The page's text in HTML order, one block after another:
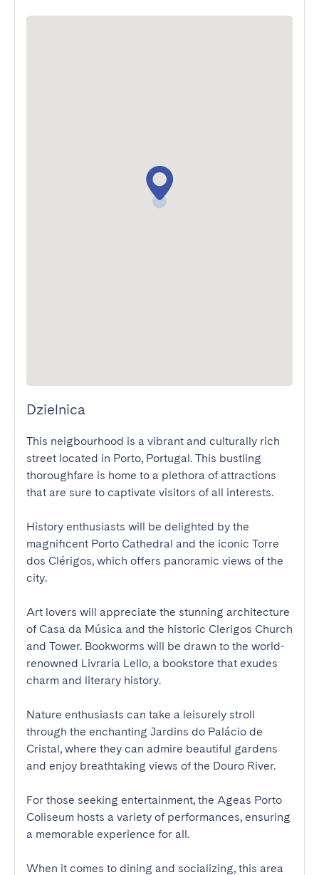
Dzielnica
This neigbourhood is a vibrant and culturally rich
street located in Porto, Portugal. This bustling
thoroughfare is home to a plethora of attractions
that are sure to captivate visitors of all interests.
History enthusiasts will be delighted by the
magnificent Porto Cathedral and the iconic Torre
dos Clérigos, which offers panoramic views of the
city.
Art lovers will appreciate the stunning architecture
of Casa da Música and the historic Clerigos Church
and Tower. Bookworms will be drawn to the world-
renowned Livraria Lello, a bookstore that exudes
charm and literary history.
Nature enthusiasts can take a leisurely stroll
through the enchanting Jardins do Palácio de
Cristal, where they can admire beautiful gardens
and enjoy breathtaking views of the Douro River.
For those seeking entertainment, the Ageas Porto
Coliseum hosts a variety of performances, ensuring
a memorable experience for all.
When it comes to dining and socializing, this area